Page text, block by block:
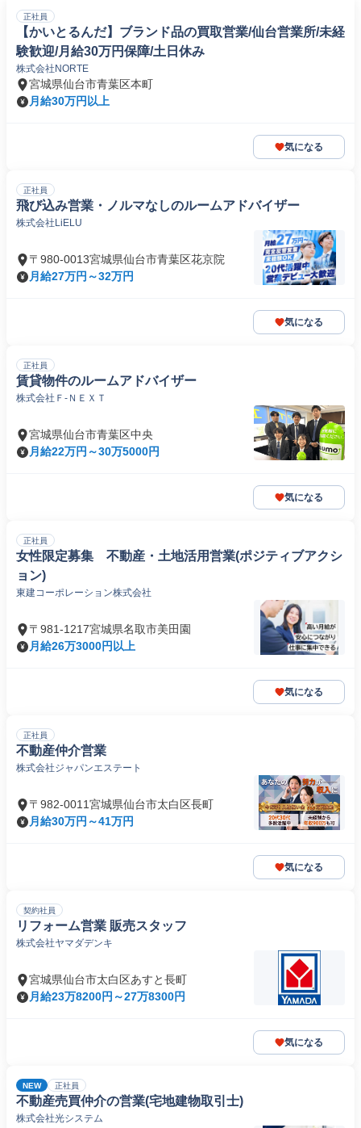
正社員
【かいとるんだ】ブランド品の買取営業/仙台営業所/未経
験歓迎/月給30万円保障/土日休み
株式会社NORTE
宮城県仙台市青葉区本町
月給30万円以上
気になる
正社員
飛び込み営業・ノルマなしのルームアドバイザー
株式会社LiELU
〒980-0013宮城県仙台市青葉区花京院
月給27万円～32万円
気になる
正社員
賃貸物件のルームアドバイザー
株式会社Ｆ‐ＮＥＸＴ
宮城県仙台市青葉区中央
月給22万円～30万5000円
気になる
正社員
女性限定募集 不動産・土地活用営業(ポジティブアクシ
ョン)
東建コーポレーション株式会社
〒981-1217宮城県名取市美田園
月給26万3000円以上
気になる
正社員
不動産仲介営業
株式会社ジャパンエステート
〒982-0011宮城県仙台市太白区長町
月給30万円～41万円
気になる
契約社員
リフォーム営業 販売スタッフ
株式会社ヤマダデンキ
宮城県仙台市太白区あすと長町
月給23万8200円～27万8300円
気になる
NEW 正社員
不動産売買仲介の営業(宅地建物取引士)
株式会社光システム